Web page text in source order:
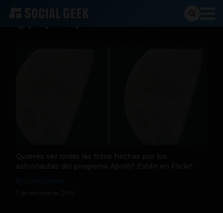
Quieres ver todas las fotos hechas por los
astronautas del programa Apolo? Están en Flickr!
3 de octubre de 2015